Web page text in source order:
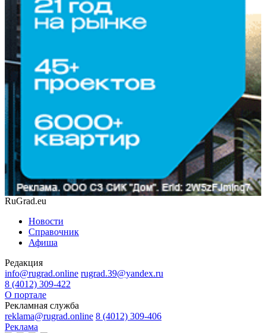
RuGrad.eu
Новости
Справочник
Афиша
Редакция
info@rugrad.online rugrad.39@yandex.ru
8 (4012) 309-422
О портале
Рекламная служба
reklama@rugrad.online 8 (4012) 309-406
Реклама